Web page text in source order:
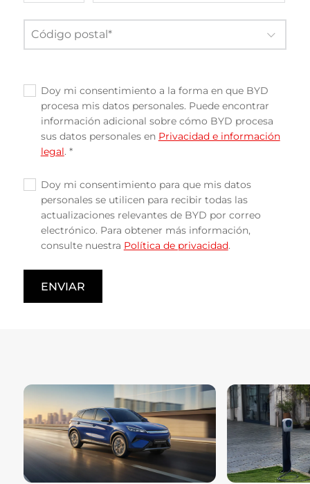
Doy mi consentimiento a la forma en que BYD
procesa mis datos personales. Puede encontrar
información adicional sobre cómo BYD procesa
sus datos personales en Privacidad e información
legal. *
Doy mi consentimiento para que mis datos
personales se utilicen para recibir todas las
actualizaciones relevantes de BYD por correo
electrónico. Para obtener más información,
consulte nuestra Política de privacidad.
ENVIAR